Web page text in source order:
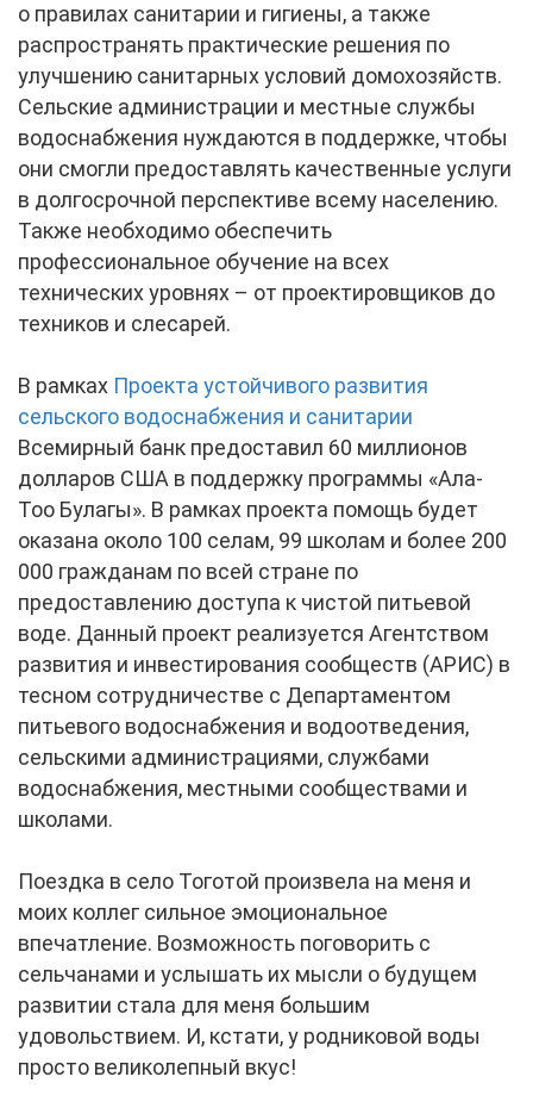
о правилах санитарии и гигиены, а также
распространять практические решения по
улучшению санитарных условий домохозяйств.
Сельские администрации и местные службы
водоснабжения нуждаются в поддержке, чтобы
они смогли предоставлять качественные услуги
в долгосрочной перспективе всему населению.
Также необходимо обеспечить
профессиональное обучение на всех
технических уровнях – от проектировщиков до
техников и слесарей.
В рамках Проекта устойчивого развития
сельского водоснабжения и санитарии
Всемирный банк предоставил 60 миллионов
долларов США в поддержку программы «Ала-
Тоо Булагы». В рамках проекта помощь будет
оказана около 100 селам, 99 школам и более 200
000 гражданам по всей стране по
предоставлению доступа к чистой питьевой
воде. Данный проект реализуется Агентством
развития и инвестирования сообществ (АРИС) в
тесном сотрудничестве с Департаментом
питьевого водоснабжения и водоотведения,
сельскими администрациями, службами
водоснабжения, местными сообществами и
школами.
Поездка в село Тоготой произвела на меня и
моих коллег сильное эмоциональное
впечатление. Возможность поговорить с
сельчанами и услышать их мысли о будущем
развитии стала для меня большим
удовольствием. И, кстати, у родниковой воды
просто великолепный вкус!